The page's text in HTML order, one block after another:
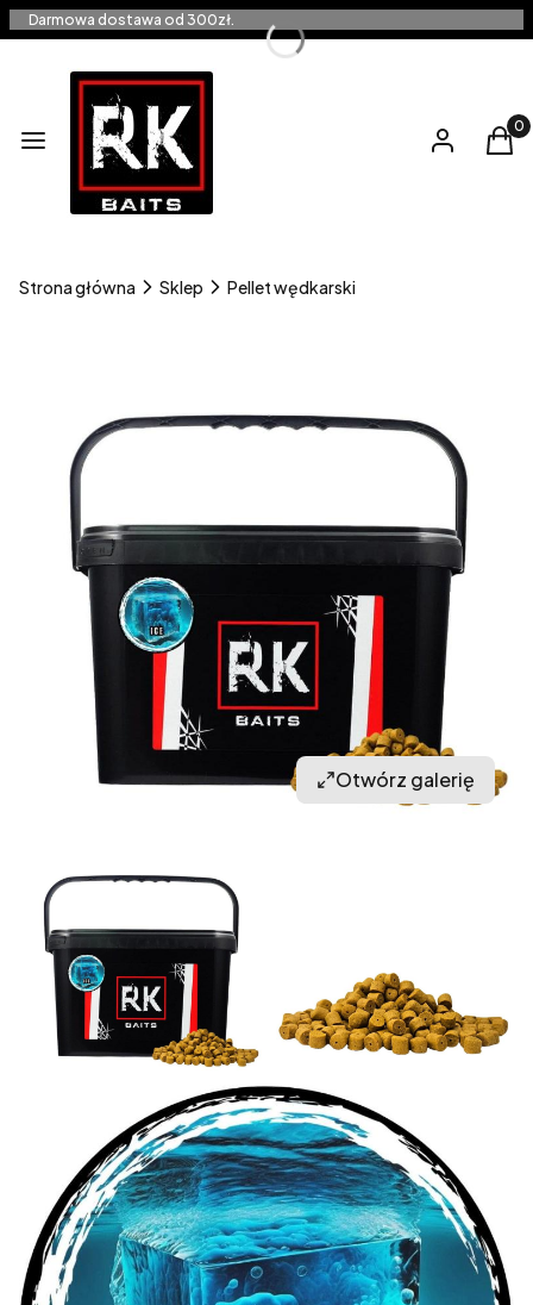
Darmowa dostawa od 300zł.
Menu Zaloguj się
Strona główna Sklep Pellet wędkarski
Otwórz galerię